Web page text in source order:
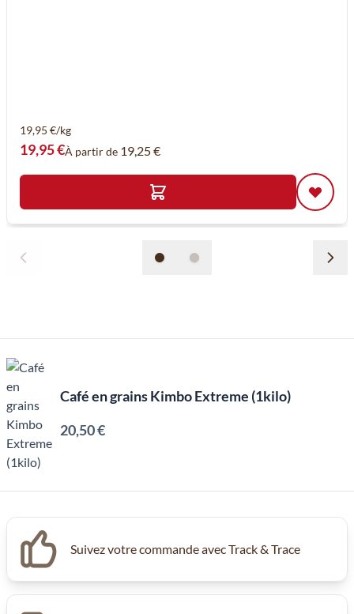
19,95 €/kg
19,95 €À partir de 19,25 €
Café en grains Kimbo Extreme (1kilo)
20,50 €
Suivez votre commande avec Track & Trace